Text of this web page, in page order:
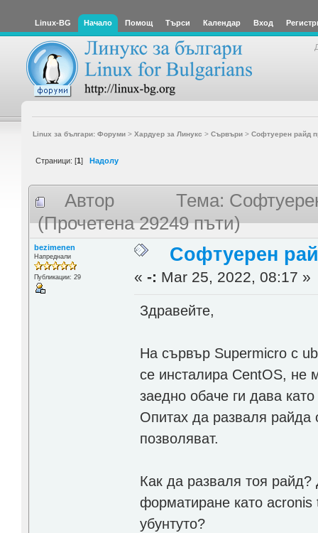
Linux-BG Начало Помощ Търси Календар Вход
Linux за българи: Форуми> Хардуер за Линукс > Сървъри> Софтуерен райд
Страници: [1] Надолу
Автор
Тема:
(Прочетена 29249 пъти)
bezimenen
Напреднали
Публикации: 29
Софтуерен
«-: Mar 25, 2022, 08:17 »
Здравейте,
На сървър Supermicro с
се инсталира CentOS, не
заедно обаче ги дава
Опитах да разваля райда
позволяват.
Как да разваля тоя
форматиране като
убунтуто?